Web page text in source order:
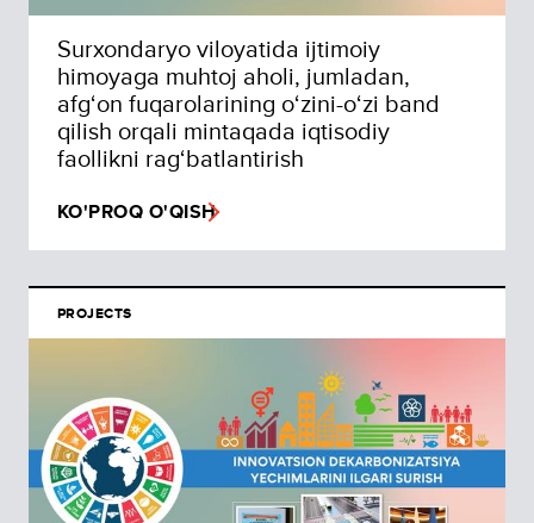
Surxondaryo viloyatida ijtimoiy
himoyaga muhtoj aholi, jumladan,
afg‘on fuqarolarining o‘zini-o‘zi band
qilish orqali mintaqada iqtisodiy
faollikni rag‘batlantirish
KO'PROQ O'QISH
PROJECTS